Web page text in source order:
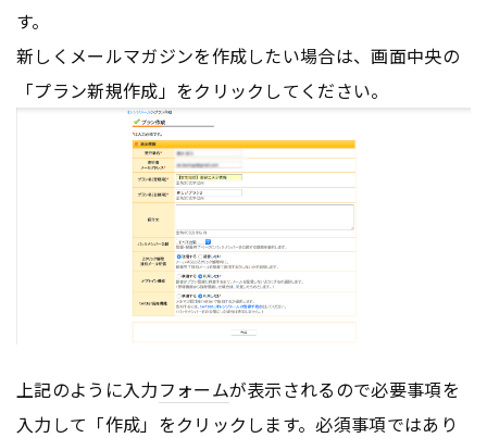
す。
新しくメールマガジンを作成したい場合は、画面中央の
「プラン新規作成」をクリックしてください。
上記のように入力フォームが表示されるので必要事項を
入力して「作成」をクリックします。必須事項ではあり